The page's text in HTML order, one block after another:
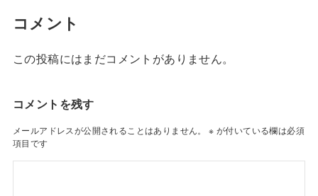
コメント
この投稿にはまだコメントがありません。
コメントを残す
メールアドレスが公開されることはありません。 ※ が付いている欄は必須
項目です